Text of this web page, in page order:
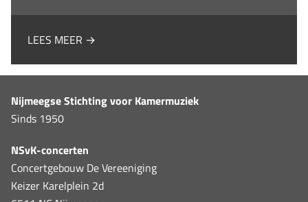
LEES MEER →
Nijmeegse Stichting voor Kamermuziek
Sinds 1950
NSvK-concerten
Concertgebouw De Vereeniging
Keizer Karelplein 2d